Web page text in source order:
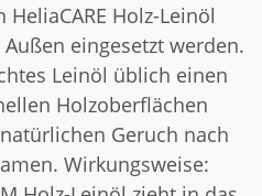
Holz-Leinöl
eingesetzt werden.
Leinöl üblich einen
Holzoberflächen
Geruch nach
Wirkungsweise: